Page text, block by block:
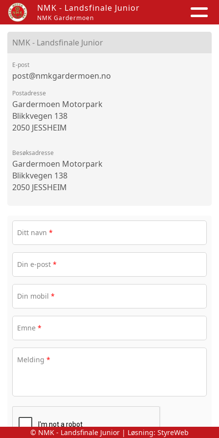
NMK - Landsfinale Junior
NMK Gardermoen
NMK - Landsfinale Junior
E-post
post@nmkgardermoen.no
Postadresse
Gardermoen Motorpark
Blikkvegen 138
2050 JESSHEIM
Besøksadresse
Gardermoen Motorpark
Blikkvegen 138
2050 JESSHEIM
Ditt navn *
Din e-post *
Din mobil *
Emne *
Melding *
© NMK - Landsfinale Junior | Løsning: StyreWeb